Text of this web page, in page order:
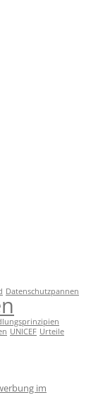
Datenschutzpannen
UNICEF Urteile
im